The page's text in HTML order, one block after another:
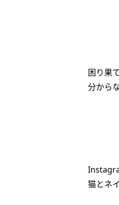
困り果
分から
猫とネ